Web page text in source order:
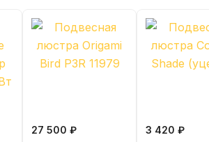
27 500 ₽
3 420 ₽